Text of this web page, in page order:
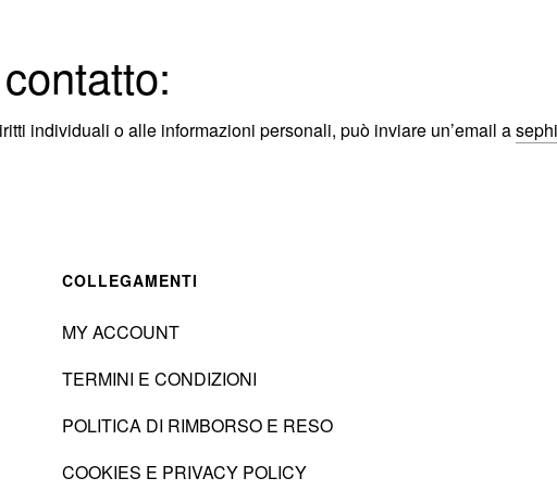
individuali o alle informazioni personali, può inviare un’email a
COLLEGAMENTI
MY ACCOUNT
TERMINI E CONDIZIONI
POLITICA DI RIMBORSO E RESO
COOKIES E PRIVACY POLICY